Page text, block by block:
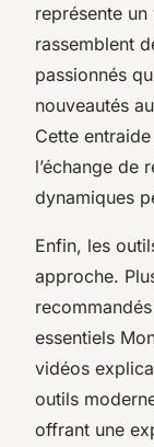
représente
rassemblent
passionnés
nouveautés
Cette
l’échange de
dynamiques
Enfin, les
approche.
essentiels
vidéos
outils
offrant une